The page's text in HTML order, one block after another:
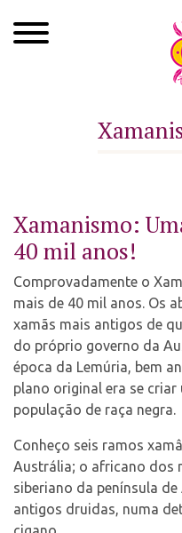
Xamanismo:
40 mil anos!
Comprovadamente o
mais de 40 mil anos. Os
xamãs mais antigos de
do próprio governo da
época da Lemúria, bem
plano original era se
população de raça negra.
Conheço seis ramos
Austrália; o africano dos
siberiano da península
antigos druidas, numa